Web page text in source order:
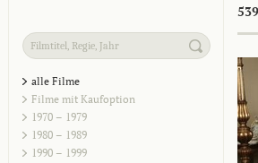
alle Filme
Filme mit Kaufoption
1970 – 1979
1980 – 1989
1990 – 1999